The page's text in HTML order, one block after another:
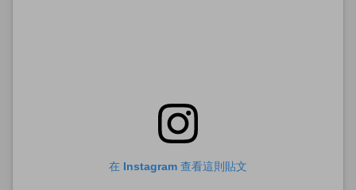
在 Instagram 查看這則貼文